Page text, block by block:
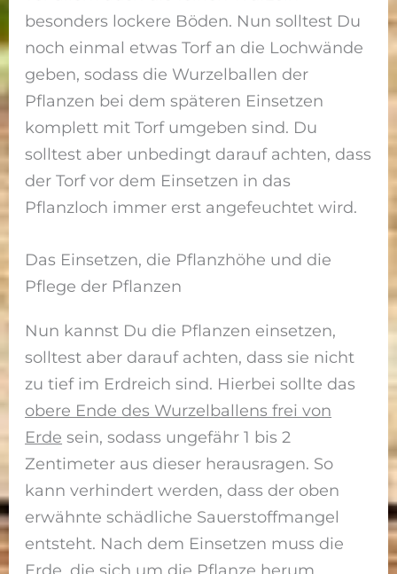
besonders lockere Böden. Nun solltest Du
noch einmal etwas Torf an die Lochwände
geben, sodass die Wurzelballen der
Pflanzen bei dem späteren Einsetzen
komplett mit Torf umgeben sind. Du
solltest aber unbedingt darauf achten, dass
der Torf vor dem Einsetzen in das
Pflanzloch immer erst angefeuchtet wird.
Das Einsetzen, die Pflanzhöhe und die
Pflege der Pflanzen
Nun kannst Du die Pflanzen einsetzen,
solltest aber darauf achten, dass sie nicht
zu tief im Erdreich sind. Hierbei sollte das
obere Ende des Wurzelballens frei von
Erde sein, sodass ungefähr 1 bis 2
Zentimeter aus dieser herausragen. So
kann verhindert werden, dass der oben
erwähnte schädliche Sauerstoffmangel
entsteht. Nach dem Einsetzen muss die